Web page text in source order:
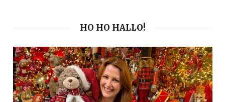
HO HO HALLO!